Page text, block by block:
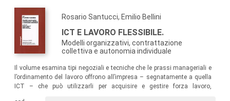
Rosario Santucci, Emilio Bellini
ICT E LAVORO FLESSIBILE.
Modelli organizzativi, contrattazione
collettiva e autonomia individuale
Il volume esamina tipi negoziali e tecniche che le prassi manageriali e
l’ordinamento del lavoro offrono all’impresa – segnatamente a quella
ICT – che può utilizzarli per acquisire e gestire forza lavoro,